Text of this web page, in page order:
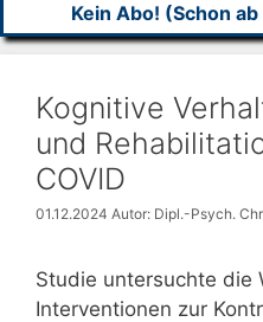
Kein Abo! (Schon
Kognitive
und
COVID
01.12.2024 Autor: Dipl.-Psych.
Studie untersuchte die
Interventionen zur